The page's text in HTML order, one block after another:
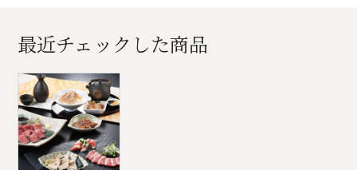
最近チェックした商品